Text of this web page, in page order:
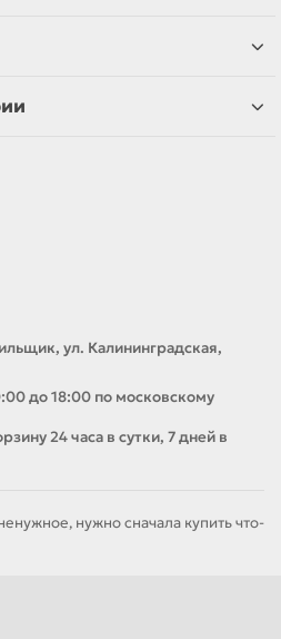
ул. Калининградская,
до 18:00 по московскому
24 часа в сутки, 7 дней в
нужно сначала купить что-